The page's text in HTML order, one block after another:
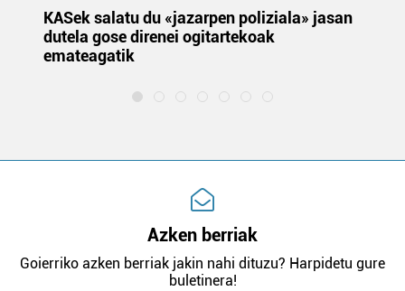
KASek salatu du «jazarpen poliziala» jasan
dutela gose direnei ogitartekoak
emateagatik
Azken berriak
Goierriko azken berriak jakin nahi dituzu? Harpidetu gure
buletinera!